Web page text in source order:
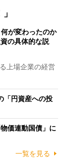
が変わったのか
の具体的な説
上場企業の経営
「円資産への投
価連動国債」に
一覧を見る